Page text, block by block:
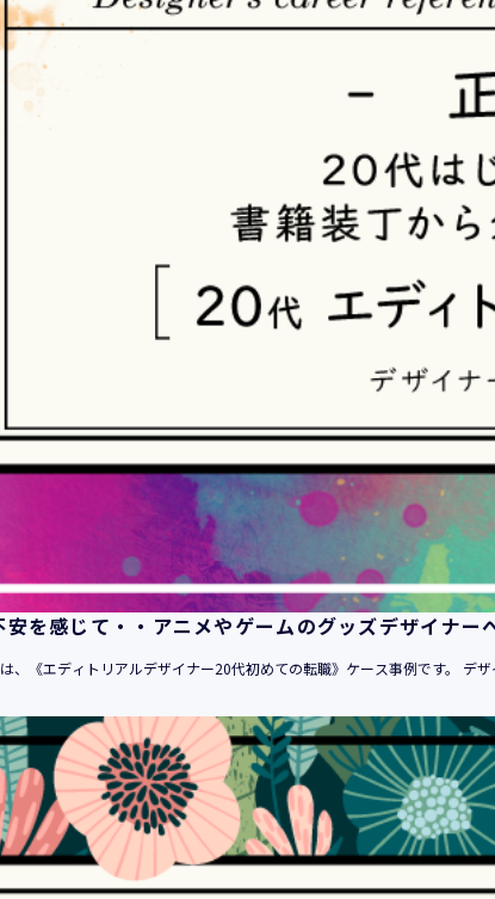
・電子メール、郵便、
収集させていただきます
・当社等へアクセスさ
ザや携帯電話の種類、
【個人情報の利用目的
当社は、個人情報を次
法）第21条第１項及び
＜個人情報の利用目的＞
１．当社のサービスを
３．当社のサービスの
４．当社のサービスに
５．当社、その他当社
６．当社がおすすめす
７．当社とお客様の間
８．当社のサービスに
る対応のため
９．当社のサービスに
10．その他当社とお客
が取り扱う商品・サー
12．上記 １ から １１
・登録者情報
1．登録者に対する各
2．登録者に対する「
を感じて・・アニメやゲームのグッズデザイナー
、《エディトリアルデザイナー20代初めての転職》ケース事例です。 デ